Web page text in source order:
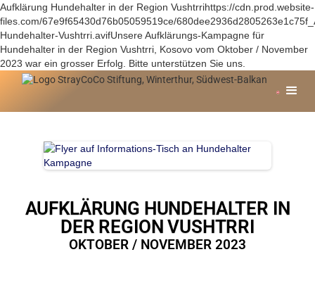
Aufklärung Hundehalter in der Region Vushtrrihttps://cdn.prod.website-
files.com/67e9f65430d76b05059519ce/
Hundehalter-Vushtrri.avifUnsere Aufklärungs-Kampagne für
Hundehalter in der Region Vushtrri, Kosovo vom Oktober / November
2023 war ein grosser Erfolg. Bitte unterstützen Sie uns.
AUFKLÄRUNG HUNDEHALTER IN
DER REGION VUSHTRRI
OKTOBER / NOVEMBER 2023